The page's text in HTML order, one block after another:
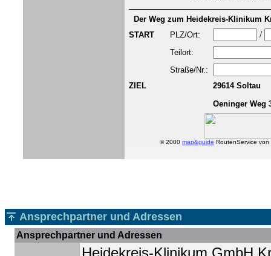
Der Weg zum Heidekreis-Klinikum
START
PLZ/Ort: /
Teilort:
Straße/Nr.:
ZIEL
29614 Soltau
Oeninger Weg
© 2000 map&guide RoutenService von
Ansprechpartner und Adressen
Ansprechpartner und Adressen
Heidekreis-Klinikum GmbH